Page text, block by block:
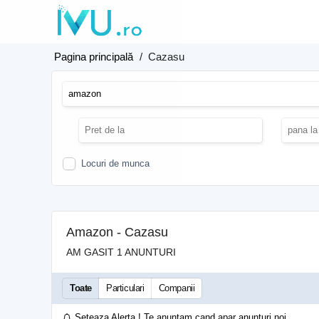
Pagina principală / Cazasu
Locuri de munca
Amazon - Cazasu
AM GASIT 1 ANUNTURI
Toate Particulari Companii